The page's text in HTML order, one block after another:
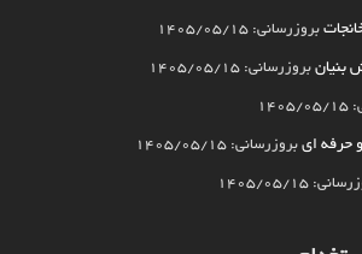
بروزرسانی: 1405/05/15
بنیان بروزرسانی: 1405/05/15
حرفه ای بروزرسانی: 1405/05/15
1405/05/15